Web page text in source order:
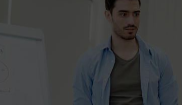
Управление качеством услуг
Оценка эффективности управления ИТ
Поддержка пользователей и восстановление
Планирование и контроль изменений
Управление проблемами
Автоматическая классификация обращений
Интеллектуальный поиск по базе знаний